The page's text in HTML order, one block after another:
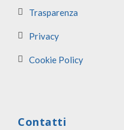
Trasparenza
Privacy
Cookie Policy
Contatti